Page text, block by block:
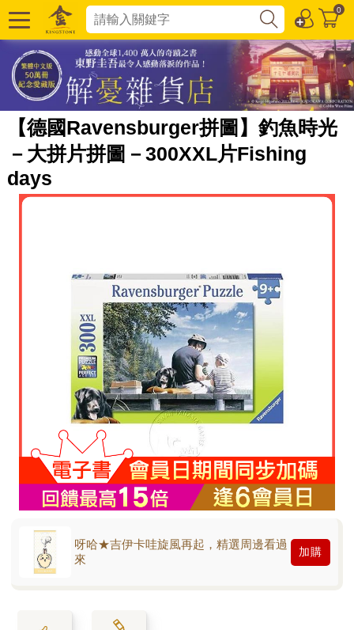
0
【德國Ravensburger拼圖】釣魚時光
－大拼片拼圖－300XXL片Fishing
days
呀哈★吉伊卡哇旋風再起，精選周邊看過
來
加購